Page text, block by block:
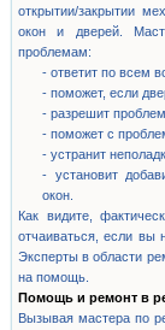
открытии/закрытии
окон и дверей.
проблемам:
- ответит по всем
- поможет, если
- разрешит
- поможет с
- устранит
- установит
окон.
Как видите,
отчаиваться, если вы
Эксперты в области
на помощь.
Помощь и ремонт в
Вызывая мастера по